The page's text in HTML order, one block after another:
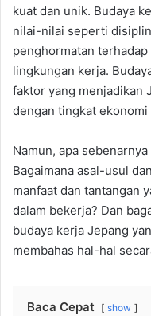
kuat dan unik. Budaya
nilai-nilai seperti
penghormatan
lingkungan kerja.
faktor yang menjadikan
dengan tingkat
Namun, apa
Bagaimana asal-usul
manfaat dan tantangan
dalam bekerja? Dan
budaya kerja Jepang
membahas hal-hal
Baca Cepat show